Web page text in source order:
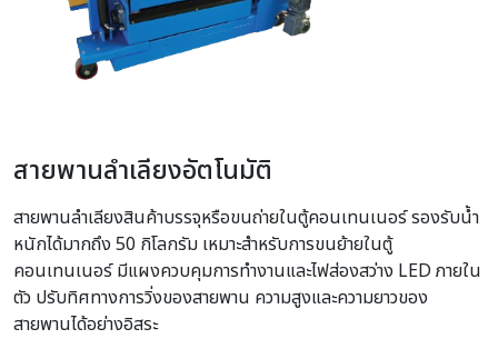
สายพานลำเลียงอัตโนมัติ
สายพานลำเลียงสินค้าบรรจุหรือขนถ่ายในตู้คอนเทนเนอร์ รองรับน้ำ
หนักได้มากถึง 50 กิโลกรัม เหมาะสำหรับการขนย้ายในตู้
คอนเทนเนอร์ มีแผงควบคุมการทำงานและไฟส่องสว่าง LED ภายใน
ตัว ปรับทิศทางการวิ่งของสายพาน ความสูงและความยาวของ
สายพานได้อย่างอิสระ